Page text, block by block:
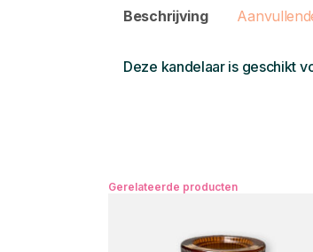
Beschrijving
Deze kandelaar is geschikt
Gerelateerde producten